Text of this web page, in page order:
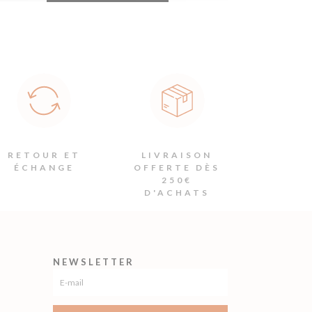
options
peuvent
choisies
sur
la
RETOUR ET
ÉCHANGE
LIVRAISON
OFFERTE DÈS
250€
D'ACHATS
NEWSLETTER